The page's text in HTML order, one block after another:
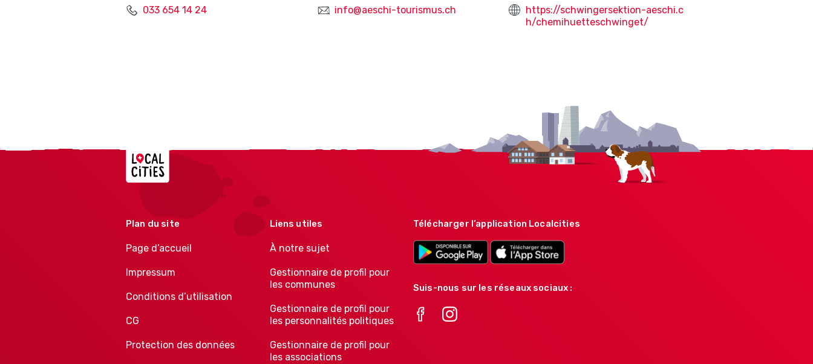
033 654 14 24 info@aeschi-tourismus.ch
https://schwingersektion-aeschi.c
h/chemihuetteschwinget/
Localcities
Plan du site
Page d’accueil
Impressum
Conditions d’utilisation
CG
Protection des données
Liens utiles
À notre sujet
Gestionnaire de profil pour
les communes
Gestionnaire de profil pour
les personnalités politiques
Gestionnaire de profil pour
les associations
Télécharger l’application Localcities
Suis-nous sur les réseaux sociaux :